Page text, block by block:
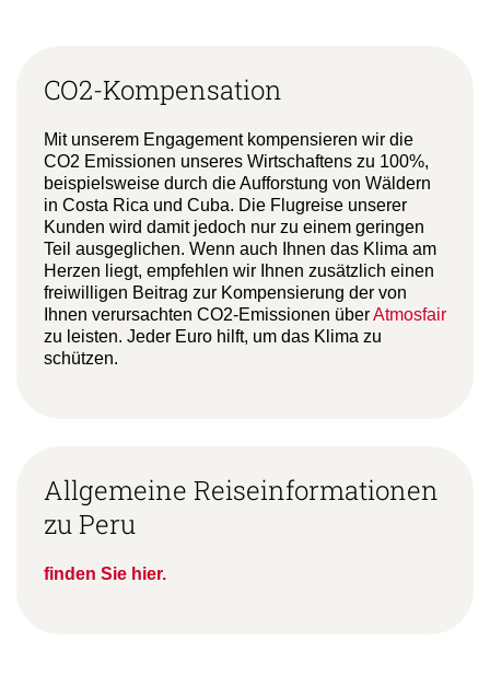
CO2-Kompensation
Mit unserem Engagement kompensieren wir die
CO2 Emissionen unseres Wirtschaftens zu 100%,
beispielsweise durch die Aufforstung von Wäldern
in Costa Rica und Cuba. Die Flugreise unserer
Kunden wird damit jedoch nur zu einem geringen
Teil ausgeglichen. Wenn auch Ihnen das Klima am
Herzen liegt, empfehlen wir Ihnen zusätzlich einen
freiwilligen Beitrag zur Kompensierung der von
Ihnen verursachten CO2-Emissionen überAtmosfair
zu leisten. Jeder Euro hilft, um das Klima zu
schützen.
Allgemeine Reiseinformationen
zu Peru
finden Sie hier.